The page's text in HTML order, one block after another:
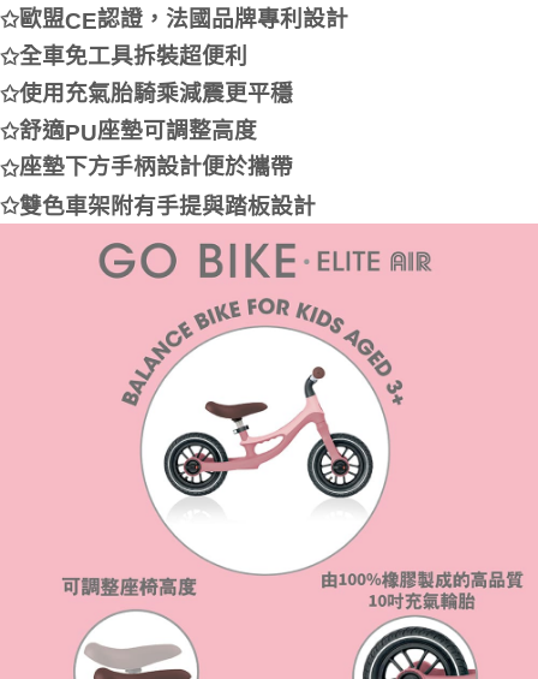
✩歐盟CE認證，法國品牌專利設計
✩全車免工具拆裝超便利
✩使用充氣胎騎乘減震更平穩
✩舒適PU座墊可調整高度
✩座墊下方手柄設計便於攜帶
✩雙色車架附有手提與踏板設計